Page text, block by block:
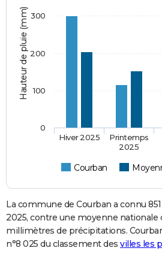
Hauteur de pluie (mm)
Courban
Hiver 2025
Printemps
2025
0
100
200
300
La commune de Courban a connu
2025, contre une moyenne nationale
millimètres de précipitations.
n°8 025 du classement des villes les